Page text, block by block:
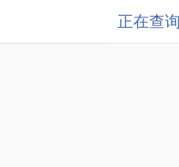
正在查